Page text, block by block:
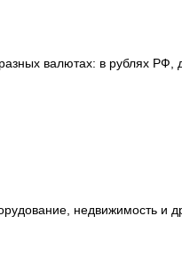
валютах: в рублях
недвижимость и